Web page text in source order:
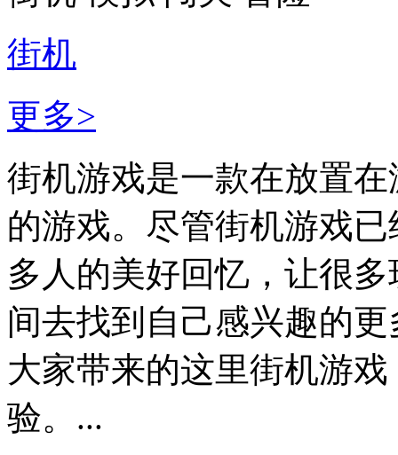
街机
更多>
街机游戏是一款在放置
的游戏。尽管街机游戏
多人的美好回忆，让很
间去找到自己感兴趣的
大家带来的这里街机游
验。...